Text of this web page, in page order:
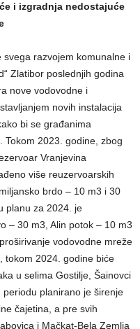
i izgradnja nedostajuće
razvojem komunalne i
Zlatibor poslednjih godina
nove vodovodne i
novih instalacija
bi se građanima
Tokom 2023. godine, zbog
Vranjevina
više reuzervoarskih
brdo – 10 m3 i 30
planu za 2024. je
– 30 m3, Alin potok – 10 m3
vodovodne mreže
tokom 2024. godine biće
u selima Gostilje, Šainovci
planirano je širenje
čajetina, a pre svih
i Mačkat-Bela Zemlja